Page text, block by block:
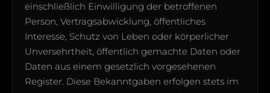
einschließlich Einwilligung der betroffenen
Person, Vertragsabwicklung, öffentliches
Interesse, Schutz von Leben oder körperlicher
Unversehrtheit, öffentlich gemachte Daten oder
Daten aus einem gesetzlich vorgesehenen
Register. Diese Bekanntgaben erfolgen stets im